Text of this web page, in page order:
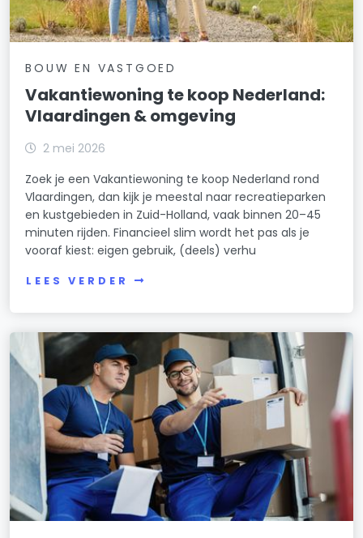
BOUW EN VASTGOED
Vakantiewoning te koop Nederland:
Vlaardingen & omgeving
2 mei 2026
Zoek je een Vakantiewoning te koop Nederland rond
Vlaardingen, dan kijk je meestal naar recreatieparken
en kustgebieden in Zuid-Holland, vaak binnen 20–45
minuten rijden. Financieel slim wordt het pas als je
vooraf kiest: eigen gebruik, (deels) verhu
LEES VERDER